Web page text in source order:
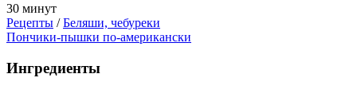
30 минут
Рецепты /Беляши, чебуреки
Пончики-пышки по-американски
Ингредиенты